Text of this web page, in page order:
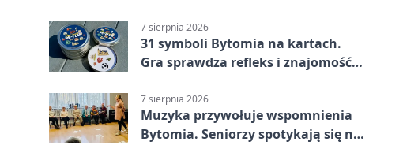
ale stracili zwycięstwo
7 sierpnia 2026
31 symboli Bytomia na kartach.
Gra sprawdza refleks i znajomość
7 sierpnia 2026
Muzyka przywołuje wspomnienia
Bytomia. Seniorzy spotykają się na